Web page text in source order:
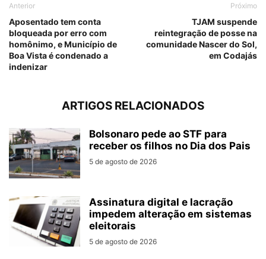
Anterior
Aposentado tem conta
bloqueada por erro com
homônimo, e Município de
Boa Vista é condenado a
indenizar
Próximo
TJAM suspende
reintegração de posse na
comunidade Nascer do Sol,
em Codajás
ARTIGOS RELACIONADOS
Bolsonaro pede ao STF para
receber os filhos no Dia dos Pais
5 de agosto de 2026
Assinatura digital e lacração
impedem alteração em sistemas
eleitorais
5 de agosto de 2026